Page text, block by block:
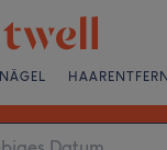
NÄGEL